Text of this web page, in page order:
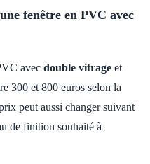
fenêtre en PVC avec
avec double vitrage et
300 et 800 euros selon la
peut aussi changer suivant
de finition souhaité à